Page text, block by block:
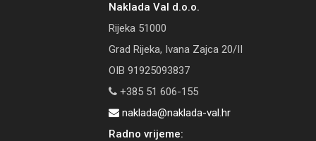
Naklada Val d.o.o.
Rijeka 51000
Grad Rijeka, Ivana Zajca 20/II
OIB 91925093837
+385 51 606-155
naklada@naklada-val.hr
Radno vrijeme: